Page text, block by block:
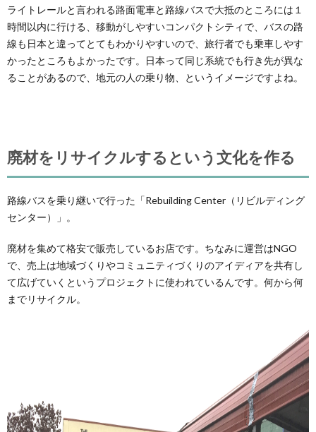
ライトレールと言われる路面電車と路線バスで大抵のところには１
時間以内に行ける、移動がしやすいコンパクトシティで、バスの路
線も日本と違ってとてもわかりやすいので、旅行者でも乗車しやす
かったところもよかったです。日本って同じ系統でも行き先が異な
ることがあるので、地元の人の乗り物、というイメージですよね。
廃材をリサイクルするという文化を作る
路線バスを乗り継いで行った「Rebuilding Center（リビルディング
センター）」。
廃材を集めて格安で販売しているお店です。ちなみに運営はNGO
で、売上は地域づくりやコミュニティづくりのアイディアを共有し
て広げていくというプロジェクトに使われているんです。何から何
までリサイクル。